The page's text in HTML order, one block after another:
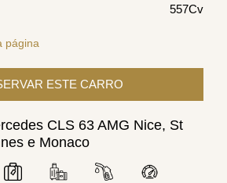
557Cv
página
CLS 63 AMG Nice, St
e Monaco